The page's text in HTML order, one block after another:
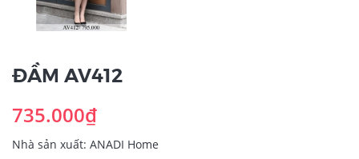
ĐẦM AV412
735.000₫
Nhà sản xuất: ANADI Home